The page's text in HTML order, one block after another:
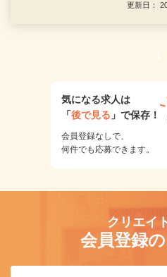
更新日：
1
気になる求人は
「後で見る 」で保存！
会員登録なしで、
何件でも応募できます。
クリエイ
会員登録